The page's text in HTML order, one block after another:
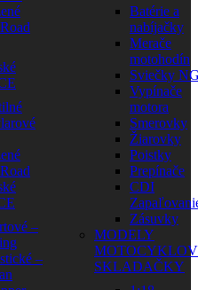
–
–
Batérie a
nabíjačky
Merače
motohodín
Sviečky
Vypínače
motora
Smerovky
Žiarovky
Poistky
Prepínače
CDI
Zásuvky
MODELY
SKLADAČKY